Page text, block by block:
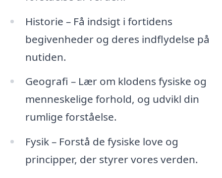
Historie – Få indsigt i fortidens
begivenheder og deres indflydelse på
nutiden.
Geografi – Lær om klodens fysiske og
menneskelige forhold, og udvikl din
rumlige forståelse.
Fysik – Forstå de fysiske love og
principper, der styrer vores verden.